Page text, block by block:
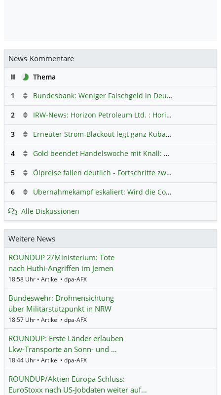
News-Kommentare
PauseThema
1
Bundesbank: Weniger Falschgeld in Deutschland
2 IRW-News: Horizon Petroleum Ltd. : Horizon Petroleum beginnt mit der Testförderung im Projekt Lachowice in Polen und schließt die Platzierung einer überzeichneten Wandelanleihe ab
3 Erneuter Strom-Blackout legt ganz Kuba lahm
4 Gold beendet Handelswoche mit Knall: Barrick Mining – Ist diese Aktie wieder ein Kauf?
5 Ölpreise fallen deutlich - Fortschritte zwischen USA und Iran belasten
6 Übernahmekampf eskaliert: Wird die Commerzbank italienisch?
Alle Diskussionen
Weitere News
ROUNDUP 2/Ministerium: Tote
nach Huthi-Angriffen im Jemen
18:58 Uhr • Artikel • dpa-AFX
Bundeswehr: Drohnensichtung
über Militärstützpunkt in NRW
18:57 Uhr • Artikel • dpa-AFX
ROUNDUP: Erste Länder erlauben
Lkw-Transporte an Sonn- und …
18:44 Uhr • Artikel • dpa-AFX
ROUNDUP/Aktien Europa Schluss:
EuroStoxx nach US-Jobdaten weiter auf…